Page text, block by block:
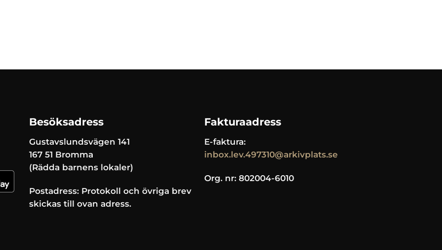
Besöksadress
Gustavslundsvägen 141
167 51 Bromma
(Rädda barnens lokaler)
Postadress: Protokoll och övriga brev
skickas till ovan adress.
Fakturaadress
E-faktura:
inbox.lev.497310@arkivplats.se
Org. nr: 802004-6010